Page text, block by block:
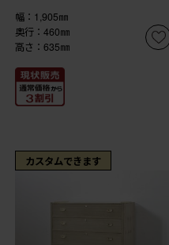
幅：1,905㎜
奥行：460㎜
高さ：635㎜
カスタムできます